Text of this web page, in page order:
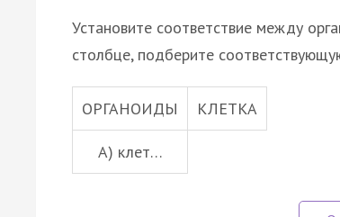
Установите соответствие между
столбце, подберите
ОРГАНОИДЫ КЛЕТКА
А) клет…